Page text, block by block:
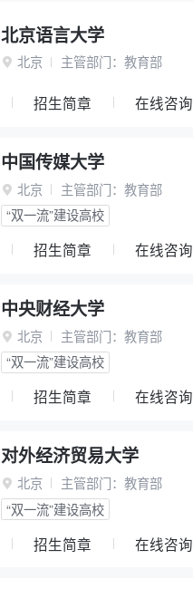
北京语言大学
 北京 主管部门： 教育部
招生简章 在线咨询
中国传媒大学
 北京 主管部门： 教育部
“双一流”建设高校
招生简章 在线咨询
中央财经大学
 北京 主管部门： 教育部
“双一流”建设高校
招生简章 在线咨询
对外经济贸易大学
 北京 主管部门： 教育部
“双一流”建设高校
招生简章 在线咨询